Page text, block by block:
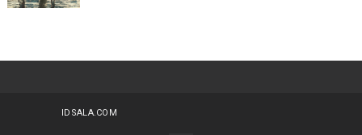
IDSALA.COM